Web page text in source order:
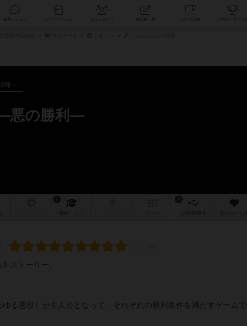
コミュニティ
年～
悪の勝利―
戦略 作 次のおすすめ
ストーリー。
る悪役）が主人公となって、それぞれの勝利条件を満たすゲームで